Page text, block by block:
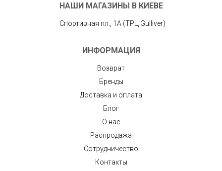
НАШИ МАГАЗИНЫ В КИЕВЕ
Спортивная пл., 1А (ТРЦ Gulliver)
ИНФОРМАЦИЯ
Возврат
Бренды
Доставка и оплата
Блог
О нас
Распродажа
Сотрудничество
Контакты